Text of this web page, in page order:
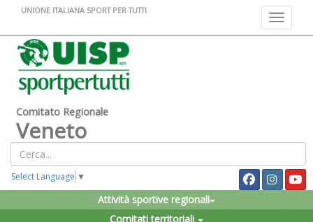
Toggle
UNIONE ITALIANA SPORT PER TUTTI
Comitato Regionale
Veneto
Select Language ▼
Attività sportive regionali
Comitati territoriali